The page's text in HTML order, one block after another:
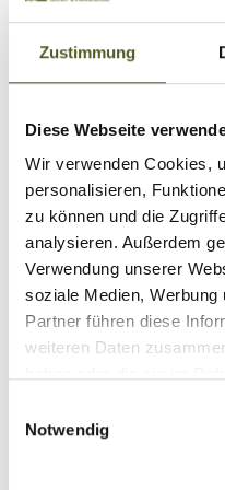
Zustimmung
Diese Webseite
Wir verwenden Cookies,
personalisieren,
zu können und die
analysieren. Außerdem
Verwendung unserer
soziale Medien, Werbung
Partner führen diese
weiteren Daten
Notwendig
bieten gleichzeitig
Blicken, für mehr